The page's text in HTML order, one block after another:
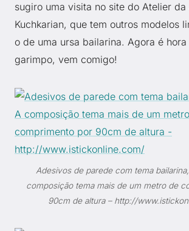
sugiro uma visita no site do Atelier da
Kuchkarian, que tem outros modelos
o de uma ursa bailarina. Agora é
garimpo, vem comigo!
Adesivos de parede com tema
composição tema mais de um metro de
90cm de altura – http://